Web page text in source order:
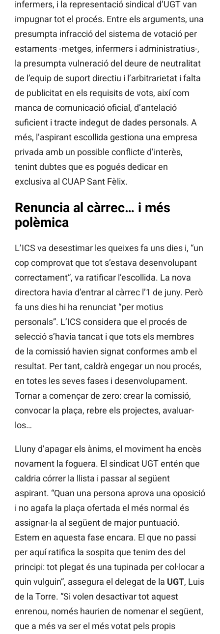
infermers, i la representació sindical d’UGT van
impugnar tot el procés. Entre els arguments, una
presumpta infracció del sistema de votació per
estaments -metges, infermers i administratius-,
la presumpta vulneració del deure de neutralitat
de l’equip de suport directiu i l’arbitrarietat i falta
de publicitat en els requisits de vots, així com
manca de comunicació oficial, d’antelació
suficient i tracte indegut de dades personals. A
més, l’aspirant escollida gestiona una empresa
privada amb un possible conflicte d’interès,
tenint dubtes que es pogués dedicar en
exclusiva al CUAP Sant Fèlix.
Renuncia al càrrec… i més
polèmica
L’ICS va desestimar les queixes fa uns dies i, “un
cop comprovat que tot s’estava desenvolupant
correctament”, va ratificar l’escollida. La nova
directora havia d’entrar al càrrec l’1 de juny. Però
fa uns dies hi ha renunciat “per motius
personals”. L’ICS considera que el procés de
selecció s’havia tancat i que tots els membres
de la comissió havien signat conformes amb el
resultat. Per tant, caldrà engegar un nou procés,
en totes les seves fases i desenvolupament.
Tornar a començar de zero: crear la comissió,
convocar la plaça, rebre els projectes, avaluar-
los…
Lluny d’apagar els ànims, el moviment ha encès
novament la foguera. El sindicat UGT entén que
caldria córrer la llista i passar al següent
aspirant. “Quan una persona aprova una oposició
i no agafa la plaça ofertada el més normal és
assignar-la al següent de major puntuació.
Estem en aquesta fase encara. El que no passi
per aquí ratifica la sospita que tenim des del
principi: tot plegat és una tupinada per col·locar a
quin vulguin”, assegura el delegat de la UGT, Luis
de la Torre. “Si volen desactivar tot aquest
enrenou, només haurien de nomenar el següent,
que a més va ser el més votat pels propis